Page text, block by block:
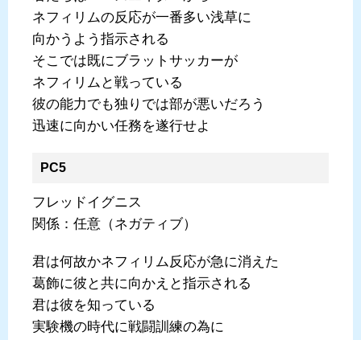
ネフィリムの反応が一番多い浅草に
向かうよう指示される
そこでは既にブラットサッカーが
ネフィリムと戦っている
彼の能力でも独りでは部が悪いだろう
迅速に向かい任務を遂行せよ
PC5
フレッドイグニス
関係：任意（ネガティブ）
君は何故かネフィリム反応が急に消えた
葛飾に彼と共に向かえと指示される
君は彼を知っている
実験機の時代に戦闘訓練の為に